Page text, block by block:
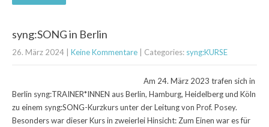
syng:SONG in Berlin
26. März 2024 Keine Kommentare | Categories: syng:KURSE
Am 24. März 2023 trafen sich in
Berlin syng:TRAINER*INNEN aus Berlin, Hamburg, Heidelberg und Köln
zu einem syng:SONG-Kurzkurs unter der Leitung von Prof. Posey.
Besonders war dieser Kurs in zweierlei Hinsicht: Zum Einen war es für